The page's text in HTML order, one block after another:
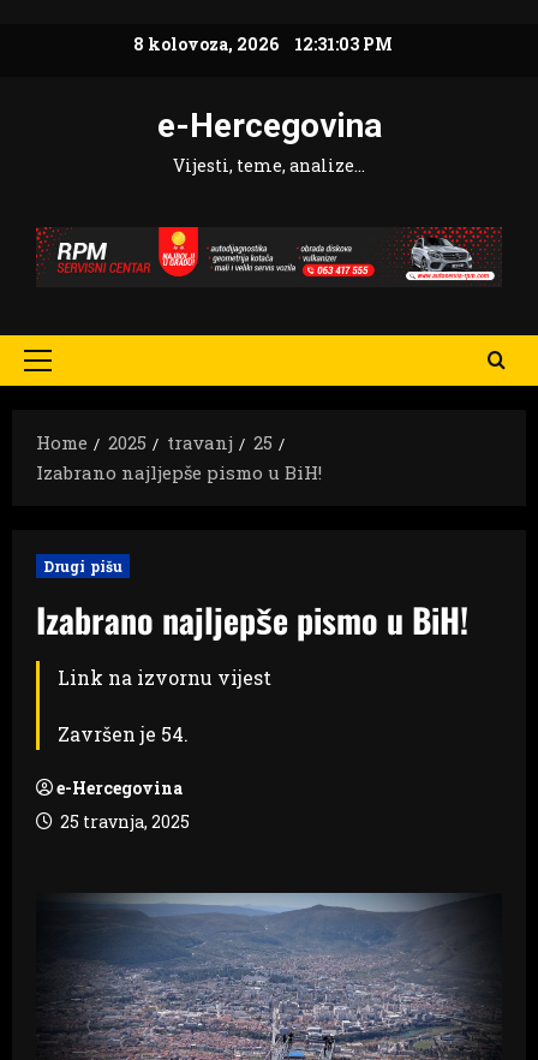
8 kolovoza, 2026 12:31:04 PM
e-Hercegovina
Vijesti, teme, analize…
Primary
Home
2025 travanj
25
Izabrano najljepše pismo u BiH!
Drugi pišu
Izabrano najljepše pismo u BiH!
Link na izvornu vijest
Završen je 54.
e-Hercegovina
25 travnja, 2025